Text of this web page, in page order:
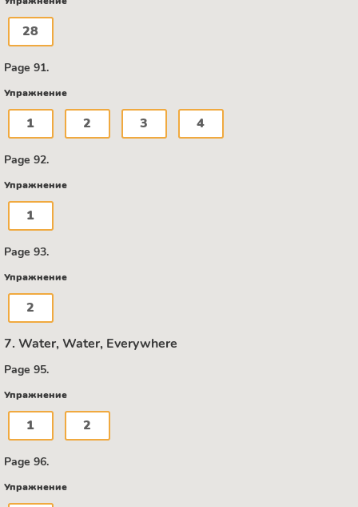
28
Page 91.
Упражнение
1 2 3 4
Page 92.
Упражнение
1
Page 93.
Упражнение
2
7. Water, Water, Everywhere
Page 95.
Упражнение
1 2
Page 96.
Упражнение